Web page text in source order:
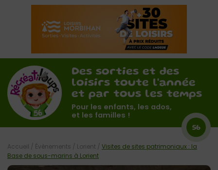
Des sorties et des
loisirs toute l'année
et par tous les temps
Pour les enfants, les ados,
et les familles !
56
Accueil / Évènements / Lorient / Visites de sites patrimoniaux : la
Base de sous-marins à Lorient